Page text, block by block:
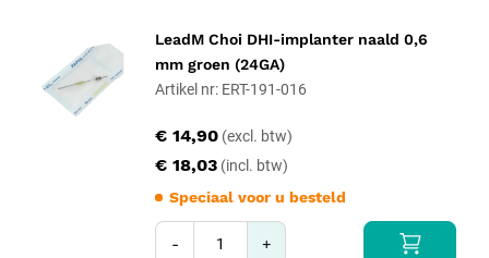
LeadM Choi DHI-implanter naald 0,6
mm groen (24GA)
Artikel nr: ERT-191-016
€ 18,03
€ 14,90
Speciaal voor u besteld
- +